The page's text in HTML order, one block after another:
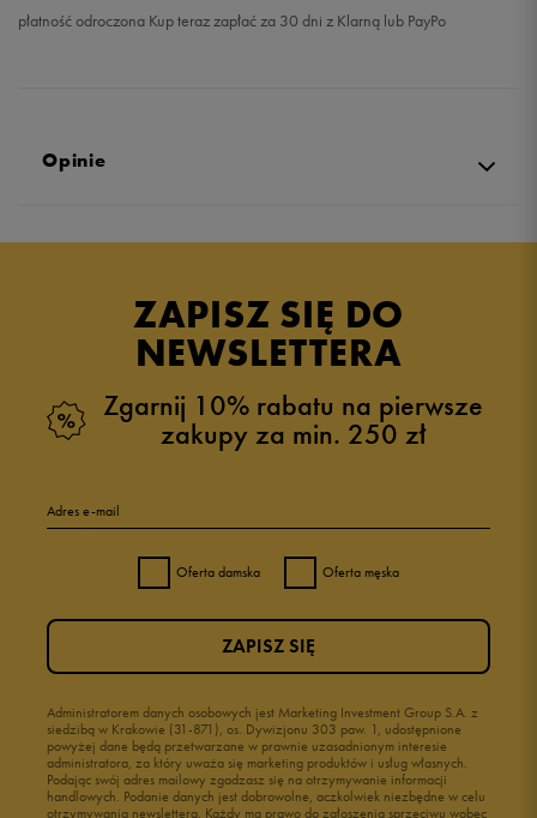
płatność odroczona Kup teraz zapłać za 30 dni z Klarną lub PayPo
Opinie
5.0
zebranych i zweryfikowanych przez
4 4%
1 0%
ZAPISZ SIĘ DO
NEWSLETTERA
Zgarnij 10% rabatu na pierwsze
zakupy za min. 250 zł
Adres e-mail
Oferta damska Oferta męska
Administratorem danych osobowych jest Marketing Investment Group S.A. z
siedzibą w Krakowie (31-871), os. Dywizjonu 303 paw. 1, udostępnione
powyżej dane będą przetwarzane w prawnie uzasadnionym interesie
administratora, za który uważa się marketing produktów i usług własnych.
Podając swój adres mailowy zgadzasz się na otrzymywanie informacji
handlowych. Podanie danych jest dobrowolne, aczkolwiek niezbędne w celu
otrzymywania newslettera. Każdy ma prawo do zgłoszenia sprzeciwu wobec
ZAPISZ SIĘ